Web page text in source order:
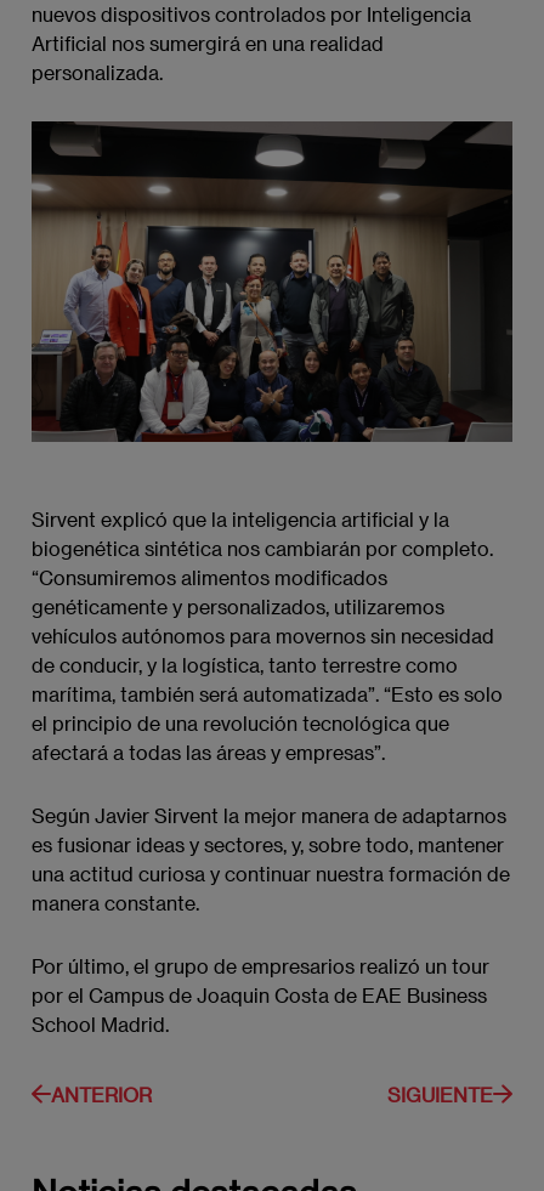
nuevos dispositivos controlados por Inteligencia
Artificial nos sumergirá en una realidad
personalizada.
Imagen
Sirvent explicó que la inteligencia artificial y la
biogenética sintética nos cambiarán por completo.
“Consumiremos alimentos modificados
genéticamente y personalizados, utilizaremos
vehículos autónomos para movernos sin necesidad
de conducir, y la logística, tanto terrestre como
marítima, también será automatizada”. “Esto es solo
el principio de una revolución tecnológica que
afectará a todas las áreas y empresas”.
Según Javier Sirvent la mejor manera de adaptarnos
es fusionar ideas y sectores, y, sobre todo, mantener
una actitud curiosa y continuar nuestra formación de
manera constante.
Por último, el grupo de empresarios realizó un tour
por el Campus de Joaquin Costa de EAE Business
School Madrid.
ANTERIOR SIGUIENTE